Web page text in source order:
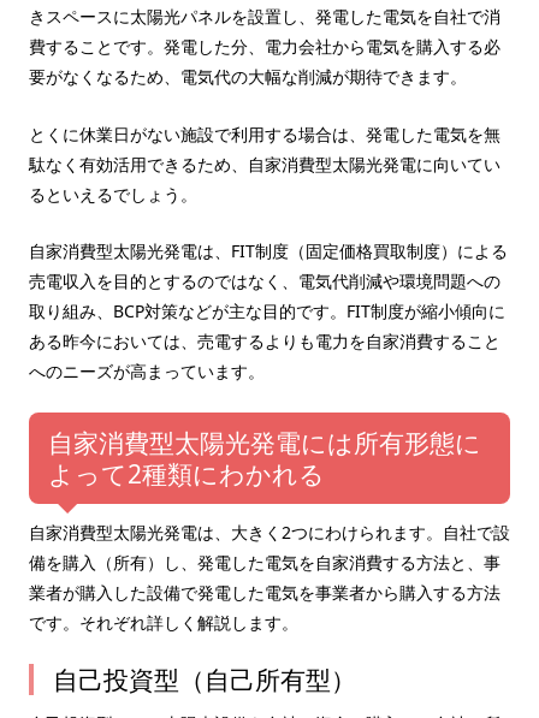
きスペースに太陽光パネルを設置し、発電した電気を自社で消
費することです。発電した分、電力会社から電気を購入する必
要がなくなるため、電気代の大幅な削減が期待できます。
とくに休業日がない施設で利用する場合は、発電した電気を無
駄なく有効活用できるため、自家消費型太陽光発電に向いてい
るといえるでしょう。
自家消費型太陽光発電は、FIT制度（固定価格買取制度）による
売電収入を目的とするのではなく、電気代削減や環境問題への
取り組み、BCP対策などが主な目的です。FIT制度が縮小傾向に
ある昨今においては、売電するよりも電力を自家消費すること
へのニーズが高まっています。
自家消費型太陽光発電には所有形態に
よって2種類にわかれる
自家消費型太陽光発電は、大きく2つにわけられます。自社で設
備を購入（所有）し、発電した電気を自家消費する方法と、事
業者が購入した設備で発電した電気を事業者から購入する方法
です。それぞれ詳しく解説します。
自己投資型（自己所有型）